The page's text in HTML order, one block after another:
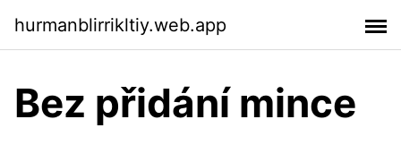
hurmanblirrikltiy.web.app
Bez přidání mince